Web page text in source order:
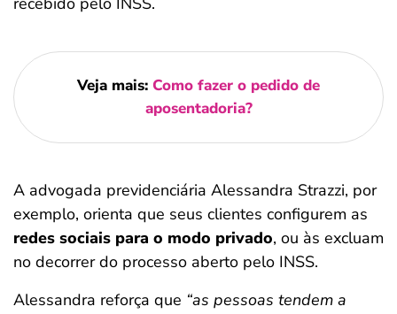
Veja mais: Como fazer o pedido de
aposentadoria?
A advogada previdenciária Alessandra Strazzi, por
exemplo, orienta que seus clientes configurem as
redes sociais para o modo privado, ou às excluam
no decorrer do processo aberto pelo INSS.
Alessandra reforça que “as pessoas tendem a